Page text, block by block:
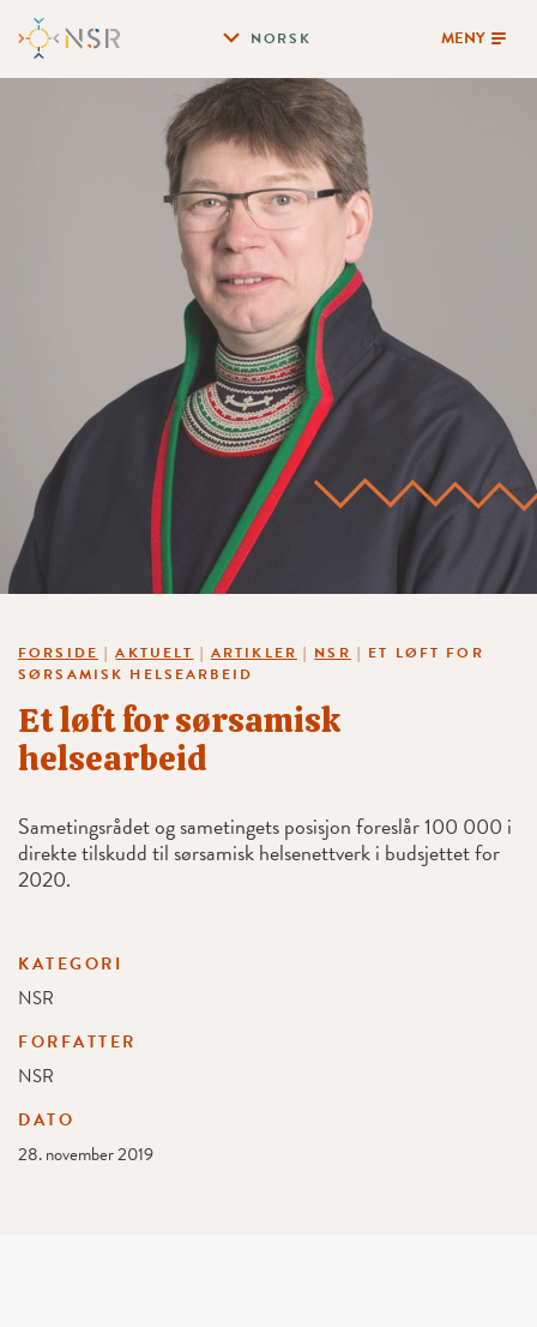
NORSK MENY
FORSIDE |AKTUELT | ARTIKLER | NSR | ET LØFT FOR
SØRSAMISK HELSEARBEID
Et løft for sørsamisk
helsearbeid
Sametingsrådet og sametingets posisjon foreslår 100 000 i
direkte tilskudd til sørsamisk helsenettverk i budsjettet for
2020.
KATEGORI
NSR
FORFATTER
NSR
DATO
28. november 2019